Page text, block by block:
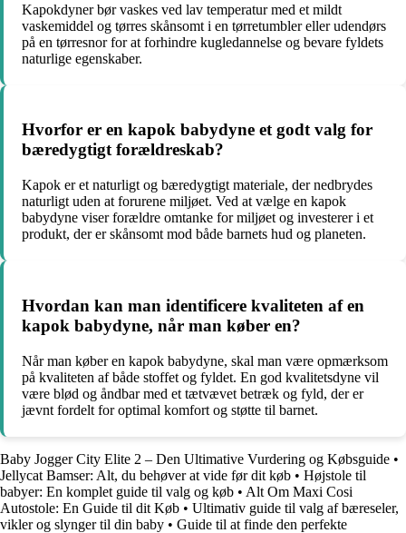
Kapokdyner bør vaskes ved lav temperatur med et mildt
vaskemiddel og tørres skånsomt i en tørretumbler eller udendørs
på en tørresnor for at forhindre kugledannelse og bevare fyldets
naturlige egenskaber.
Hvorfor er en kapok babydyne et godt valg for
bæredygtigt forældreskab?
Kapok er et naturligt og bæredygtigt materiale, der nedbrydes
naturligt uden at forurene miljøet. Ved at vælge en kapok
babydyne viser forældre omtanke for miljøet og investerer i et
produkt, der er skånsomt mod både barnets hud og planeten.
Hvordan kan man identificere kvaliteten af en
kapok babydyne, når man køber en?
Når man køber en kapok babydyne, skal man være opmærksom
på kvaliteten af både stoffet og fyldet. En god kvalitetsdyne vil
være blød og åndbar med et tætvævet betræk og fyld, der er
jævnt fordelt for optimal komfort og støtte til barnet.
Baby Jogger City Elite 2 – Den Ultimative Vurdering og Købsguide •
Jellycat Bamser: Alt, du behøver at vide før dit køb • Højstole til
babyer: En komplet guide til valg og køb • Alt Om Maxi Cosi
Autostole: En Guide til dit Køb • Ultimativ guide til valg af bæreseler,
vikler og slynger til din baby • Guide til at finde den perfekte